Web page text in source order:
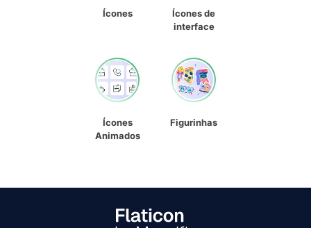
Ícones
Ícones de
interface
Ícones
Animados
Figurinhas